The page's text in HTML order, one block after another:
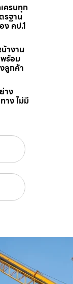
ครนทุก
รฐาน
ง คป.1
างาน
ร้อม
ลูกค้า
าง
าง ไม่มี